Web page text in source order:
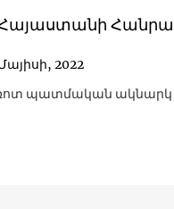
2022
պատմական ակնարկ